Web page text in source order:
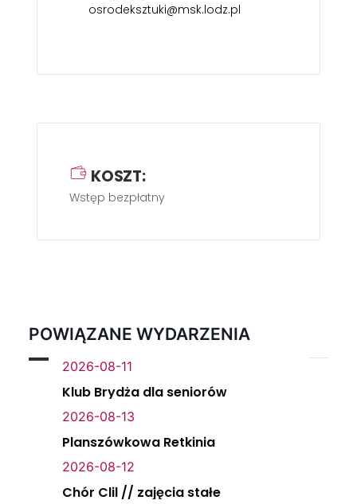
osrodeksztuki@msk.lodz.pl
KOSZT:
Wstęp bezpłatny
POWIĄZANE WYDARZENIA
2026-08-11
Klub Brydża dla seniorów
2026-08-13
Planszówkowa Retkinia
2026-08-12
Chór Clil // zajęcia stałe